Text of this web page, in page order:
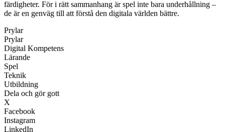
färdigheter. För i rätt sammanhang är spel inte bara underhållning –
de är en genväg till att förstå den digitala världen bättre.
Prylar
Prylar
Digital Kompetens
Lärande
Spel
Teknik
Utbildning
Dela och gör gott
X
Facebook
Instagram
LinkedIn